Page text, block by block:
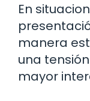
En
manera
una
mayor